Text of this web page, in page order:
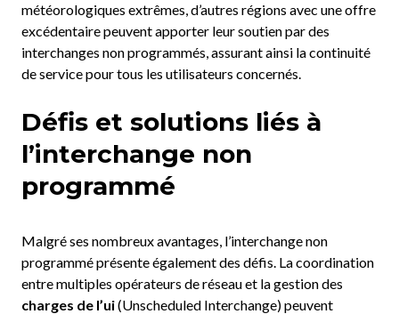
météorologiques extrêmes, d’autres régions avec une offre
excédentaire peuvent apporter leur soutien par des
interchanges non programmés, assurant ainsi la continuité
de service pour tous les utilisateurs concernés.
Défis et solutions liés à
l’interchange non
programmé
Malgré ses nombreux avantages, l’interchange non
programmé présente également des défis. La coordination
entre multiples opérateurs de réseau et la gestion des
charges de l’ui(Unscheduled Interchange) peuvent